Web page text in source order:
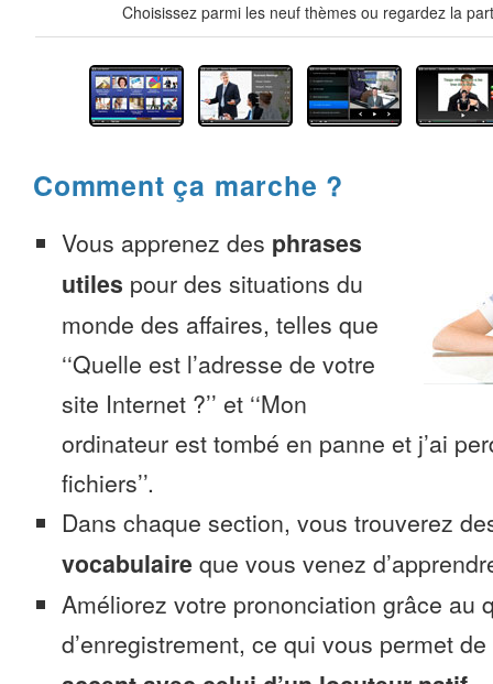
Choisissez parmi les neuf thèmes ou regardez la
Comment ça marche ?
Vous apprenez des phrases
utiles pour des situations du
monde des affaires, telles que
‘‘Quelle est l’adresse de votre
site Internet ?’’ et ‘‘Mon
ordinateur est tombé en panne et j’ai
fichiers’’.
Dans chaque section, vous trouverez
vocabulaire que vous venez
Améliorez votre prononciation grâce au
d’enregistrement, ce qui vous permet de